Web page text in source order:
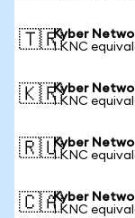
🇹🇷Kyber
1 KNC
🇰🇷Kyber
1 KNC
🇷🇺Kyber
1 KNC
🇨🇦Kyber
1 KNC